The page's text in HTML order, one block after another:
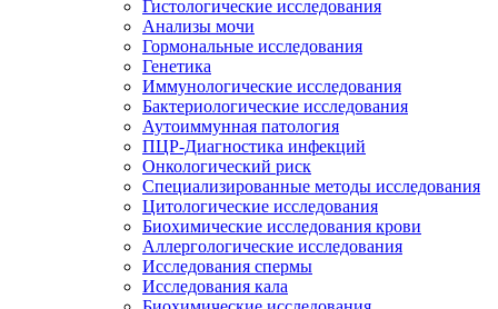
Гистологические исследования
Анализы мочи
Гормональные исследования
Генетика
Иммунологические исследования
Бактериологические исследования
Аутоиммунная патология
ПЦР-Диагностика инфекций
Онкологический риск
Специализированные методы исследования
Цитологические исследования
Биохимические исследования крови
Аллергологические исследования
Исследования спермы
Исследования кала